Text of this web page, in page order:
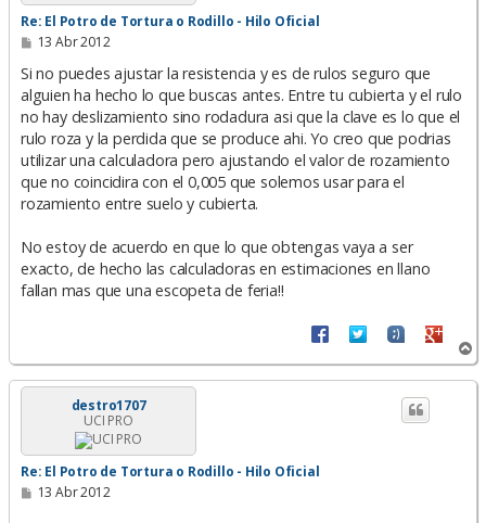
Re: El Potro de Tortura o Rodillo - Hilo Oficial
M
n
a
j
e
13 Abr 2012
Si no puedes ajustar la resistencia y es de rulos seguro que
alguien ha hecho lo que buscas antes. Entre tu cubierta y el rulo
no hay deslizamiento sino rodadura asi que la clave es lo que el
rulo roza y la perdida que se produce ahi. Yo creo que podrias
utilizar una calculadora pero ajustando el valor de rozamiento
que no coincidira con el 0,005 que solemos usar para el
rozamiento entre suelo y cubierta.
No estoy de acuerdo en que lo que obtengas vaya a ser
exacto, de hecho las calculadoras en estimaciones en llano
fallan mas que una escopeta de feria!!
r
r
destro1707
UCI PRO
Re: El Potro de Tortura o Rodillo - Hilo Oficial
M13 Abr 2012